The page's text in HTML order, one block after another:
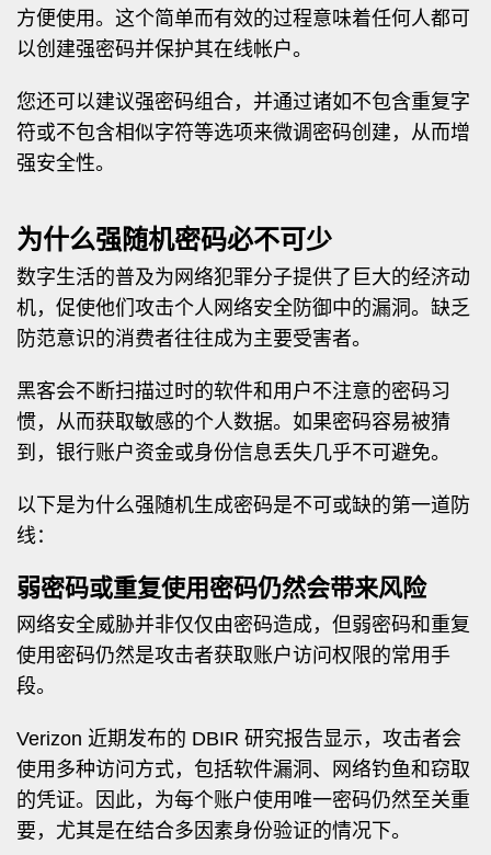
方便使用。这个简单而有效的过程意味着任何人都可
以创建强密码并保护其在线帐户。
您还可以建议强密码组合，并通过诸如不包含重复字
符或不包含相似字符等选项来微调密码创建，从而增
强安全性。
为什么强随机密码必不可少
数字生活的普及为网络犯罪分子提供了巨大的经济动
机，促使他们攻击个人网络安全防御中的漏洞。缺乏
防范意识的消费者往往成为主要受害者。
黑客会不断扫描过时的软件和用户不注意的密码习
惯，从而获取敏感的个人数据。如果密码容易被猜
到，银行账户资金或身份信息丢失几乎不可避免。
以下是为什么强随机生成密码是不可或缺的第一道防
线：
弱密码或重复使用密码仍然会带来风险
网络安全威胁并非仅仅由密码造成，但弱密码和重复
使用密码仍然是攻击者获取账户访问权限的常用手
段。
Verizon 近期发布的 DBIR 研究报告显示，攻击者会
使用多种访问方式，包括软件漏洞、网络钓鱼和窃取
的凭证。因此，为每个账户使用唯一密码仍然至关重
要，尤其是在结合多因素身份验证的情况下。